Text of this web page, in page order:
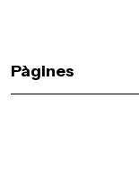
Pàgines